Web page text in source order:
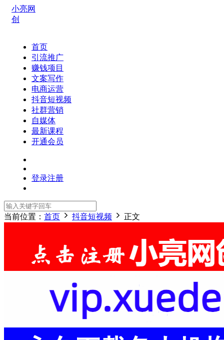
小亮网
创
首页
引流推广
赚钱项目
文案写作
电商运营
抖音短视频
社群营销
自媒体
最新课程
开通会员
登录注册
当前位置： 首页 抖音短视频 正文